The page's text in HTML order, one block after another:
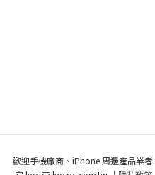
歡迎手機廠商、iPhone 周邊產品業